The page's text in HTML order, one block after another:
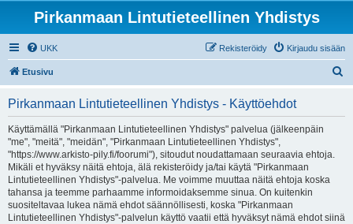
Pirkanmaan Lintutieteellinen Yhdistys
UKK Kirjaudu sisään
Rekisteröidy
Etusivu
Pirkanmaan Lintutieteellinen Yhdistys - Käyttöehdot
Käyttämällä "Pirkanmaan Lintutieteellinen Yhdistys" palvelua (jälkeenpäin
"me", "meitä", "meidän", "Pirkanmaan Lintutieteellinen Yhdistys",
"https://www.arkisto-pily.fi/foorumi"), sitoudut noudattamaan seuraavia ehtoja.
Mikäli et hyväksy näitä ehtoja, älä rekisteröidy ja/tai käytä "Pirkanmaan
Lintutieteellinen Yhdistys"-palvelua. Me voimme muuttaa näitä ehtoja koska
tahansa ja teemme parhaamme informoidaksemme sinua. On kuitenkin
suositeltavaa lukea nämä ehdot säännöllisesti, koska "Pirkanmaan
Lintutieteellinen Yhdistys"-palvelun käyttö vaatii että hyväksyt nämä ehdot siinä